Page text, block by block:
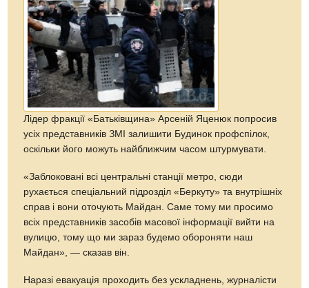
Лідер фракції «Батьківщина» Арсеній Яценюк попросив
усіх представників ЗМІ залишити Будинок профспілок,
оскільки його можуть найближчим часом штурмувати.
«Заблоковані всі центральні станції метро, сюди
рухається спеціальний підрозділ «Беркуту» та внутрішніх
справ і вони оточують Майдан. Саме тому ми просимо
всіх представників засобів масової інформації вийти на
вулицю, тому що ми зараз будемо обороняти наш
Майдан», — сказав він.
Наразі евакуація проходить без ускладнень, журналісти